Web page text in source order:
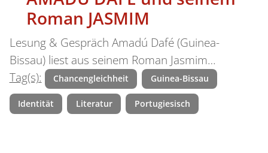
Roman JASMIM
Lesung & Gespräch Amadú Dafé (Guinea-
Bissau) liest aus seinem Roman Jasmim…
Tag(s):
Chancengleichheit Guinea-Bissau
Identität Literatur Portugiesisch